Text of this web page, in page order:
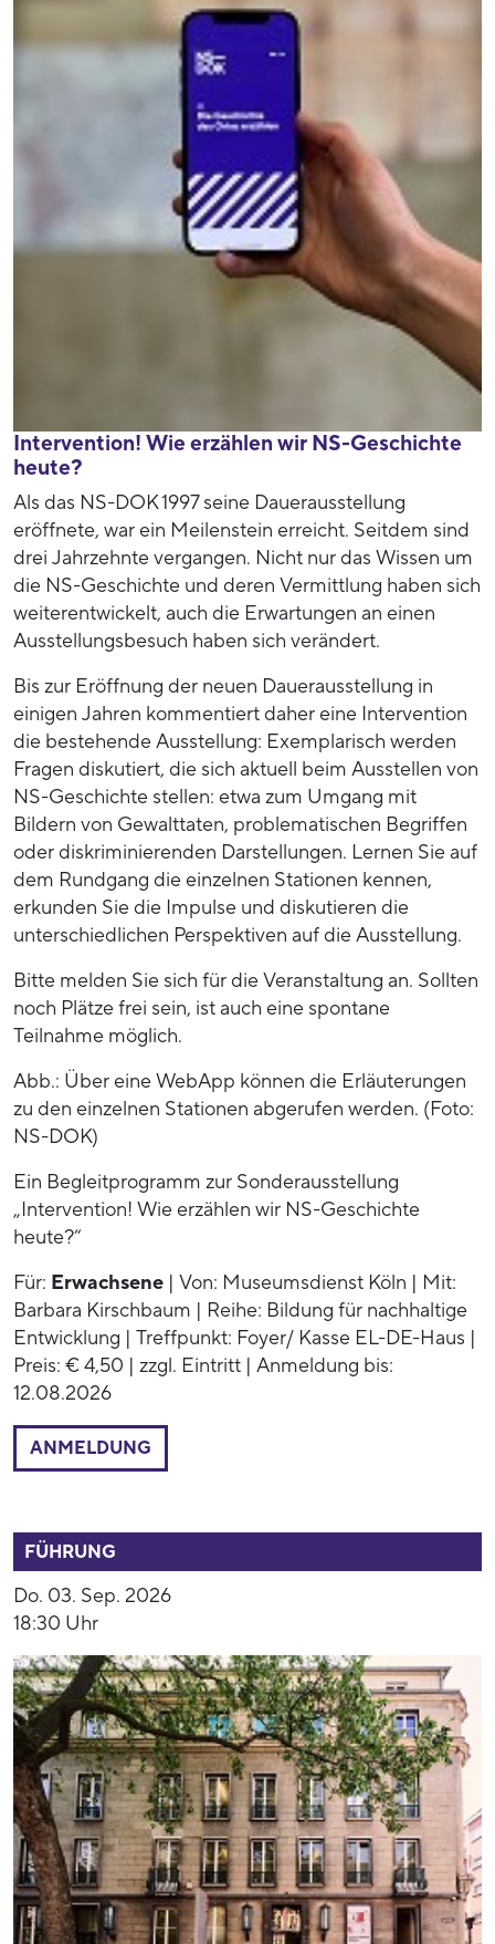
Intervention! Wie erzählen wir NS-Geschichte
heute?
Als das NS-DOK 1997 seine Dauerausstellung
eröffnete, war ein Meilenstein erreicht. Seitdem sind
drei Jahrzehnte vergangen. Nicht nur das Wissen um
die NS-Geschichte und deren Vermittlung haben sich
weiterentwickelt, auch die Erwartungen an einen
Ausstellungsbesuch haben sich verändert.
Bis zur Eröffnung der neuen Dauerausstellung in
einigen Jahren kommentiert daher eine Intervention
die bestehende Ausstellung: Exemplarisch werden
Fragen diskutiert, die sich aktuell beim Ausstellen von
NS-Geschichte stellen: etwa zum Umgang mit
Bildern von Gewalttaten, problematischen Begriffen
oder diskriminierenden Darstellungen. Lernen Sie auf
dem Rundgang die einzelnen Stationen kennen,
erkunden Sie die Impulse und diskutieren die
unterschiedlichen Perspektiven auf die Ausstellung.
Bitte melden Sie sich für die Veranstaltung an. Sollten
noch Plätze frei sein, ist auch eine spontane
Teilnahme möglich.
Abb.: Über eine WebApp können die Erläuterungen
zu den einzelnen Stationen abgerufen werden. (Foto:
NS-DOK)
Ein Begleitprogramm zur Sonderausstellung
„Intervention! Wie erzählen wir NS-Geschichte
heute?“
Für: Erwachsene | Von: Museumsdienst Köln | Mit:
Barbara Kirschbaum | Reihe: Bildung für nachhaltige
Entwicklung | Treffpunkt: Foyer/ Kasse EL-DE-Haus |
Preis: € 4,50 | zzgl. Eintritt | Anmeldung bis:
12.08.2026
ANMELDUNG
FÜHRUNG
Do. 03. Sep. 2026
18:30 Uhr